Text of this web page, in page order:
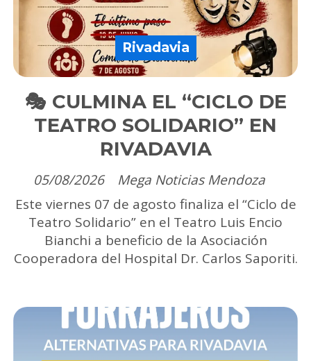
🎭 CULMINA EL “CICLO DE
TEATRO SOLIDARIO” EN
RIVADAVIA
Mega Noticias Mendoza
Rivadavia
05/08/2026
Este viernes 07 de agosto finaliza el “Ciclo de
Teatro Solidario” en el Teatro Luis Encio
Bianchi a beneficio de la Asociación
Cooperadora del Hospital Dr. Carlos Saporiti.